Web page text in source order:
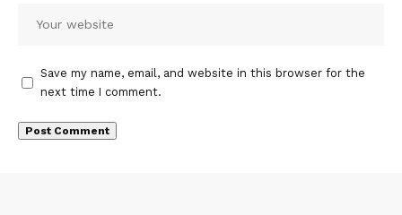
Save my name, email, and website in this browser for the
next time I comment.